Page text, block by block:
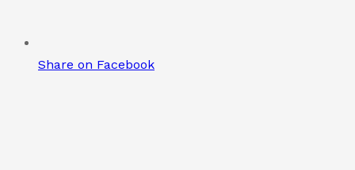
Share on Facebook